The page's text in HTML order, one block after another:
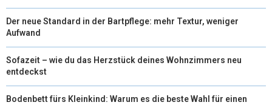
Der neue Standard in der Bartpflege: mehr Textur, weniger
Aufwand
Sofazeit – wie du das Herzstück deines Wohnzimmers neu
entdeckst
Bodenbett fürs Kleinkind: Warum es die beste Wahl für einen